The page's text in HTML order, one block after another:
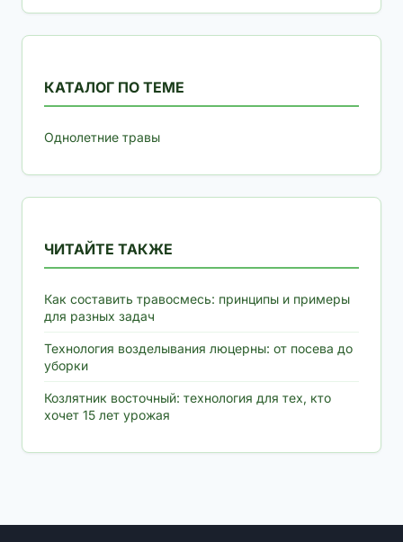
КАТАЛОГ ПО ТЕМЕ
Однолетние травы
ЧИТАЙТЕ ТАКЖЕ
Как составить травосмесь: принципы и примеры
для разных задач
Технология возделывания люцерны: от посева до
уборки
Козлятник восточный: технология для тех, кто
хочет 15 лет урожая